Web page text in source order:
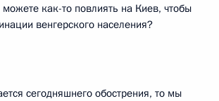
как-то повлиять на Киев, чтобы
венгерского населения?
сегодняшнего обострения, то мы